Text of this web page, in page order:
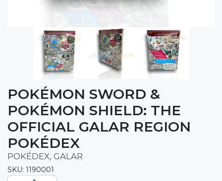
POKÉMON SWORD &
POKÉMON SHIELD: THE
OFFICIAL GALAR REGION
POKÉDEX
POKÉDEX, GALAR
SKU: 1190001